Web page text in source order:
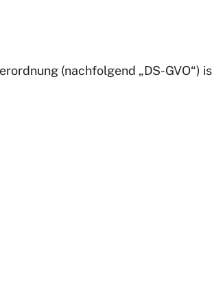
(nachfolgend „DS-GVO“)